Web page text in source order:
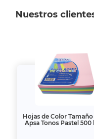
Nuestros
Hojas de Color
Apsa Tonos Pastel 500